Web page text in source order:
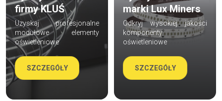
firmy KLUŚ
Uzyskaj profesjonalne
modułowe elementy
oświetleniowe
SZCZEGÓŁY
marki Lux Miners
Odkryj wysokiej jakości
komponenty
oświetleniowe
SZCZEGÓŁY